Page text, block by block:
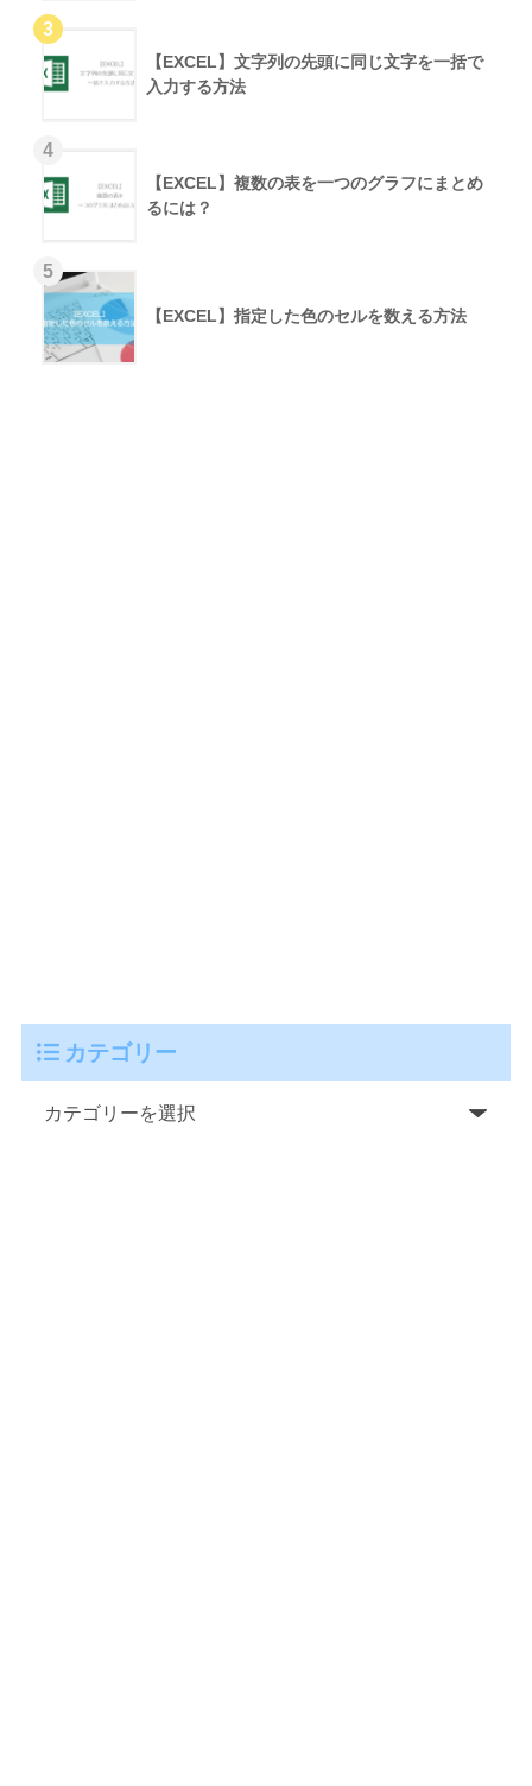
【EXCEL】文字列の先頭に同じ文字を一括で
入力する方法
【EXCEL】複数の表を一つのグラフにまとめ
るには？
【EXCEL】指定した色のセルを数える方法
カテゴリー